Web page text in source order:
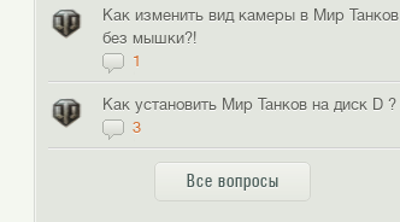
Как изменить вид камеры в Мир Танков
без мышки?!
1
Как установить Мир Танков на диск D ?
3
Все вопросы